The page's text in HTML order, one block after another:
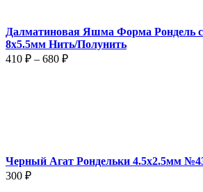
Далматиновая Яшма Форма Рондель
8х5.5мм Нить/Полунить
410 ₽ – 680 ₽Диапазон
Черный Агат Рондельки 4.5х2.5мм
300 ₽